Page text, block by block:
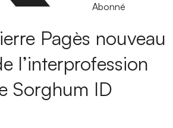
Abonné
Pagès nouveau
l’interprofession
Sorghum ID